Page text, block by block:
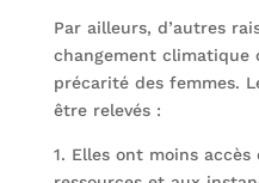
Par ailleurs, d’autres
changement climatique
précarité des femmes.
être relevés :
1. Elles ont moins accès